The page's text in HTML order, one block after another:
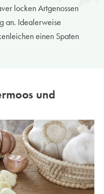
locken Artgenossen
an. Idealerweise
einen Spaten
und